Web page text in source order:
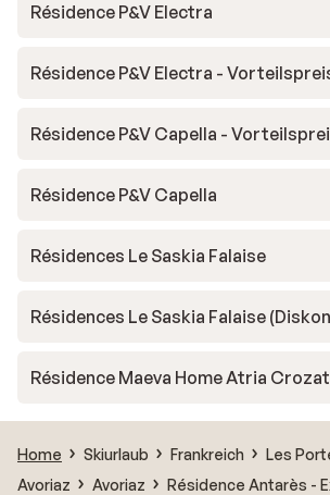
Résidence P&V Electra
Résidence P&V Electra -
Résidence P&V Capella -
Résidence P&V Capella
Résidences Le Saskia Falaise
Résidences Le Saskia Falaise
Résidence Maeva Home Atria
Home Skiurlaub Frankreich
Les
Avoriaz
Avoriaz Résidence Antarès -